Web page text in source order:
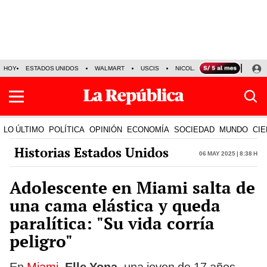
HOY ESTADOS UNIDOS WALMART USCIS NICOLÁS MADURO P-8
LO ÚLTIMO POLÍTICA OPINIÓN ECONOMÍA SOCIEDAD MUNDO
Historias Estados Unidos 06 May 2025 | 8:38 h
Adolescente en Miami salta de
una cama elástica y queda
paralítica: "Su vida corría
peligro"